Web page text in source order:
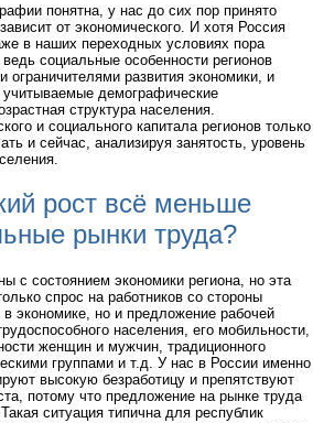
понятна, у нас до сих пор принято
от экономического. И хотя Россия
в наших переходных условиях пора
ведь социальные особенности регионов
развития экономики, и
демографические
структура населения.
и социального капитала регионов только
и сейчас, анализируя занятость, уровень
рост всё меньше
рынки труда?
с состоянием экономики региона, но эта
спрос на работников со стороны
экономике, но и предложение рабочей
населения, его мобильности,
женщин и мужчин, традиционного
группами и т.д. У нас в России именно
высокую безработицу и препятствуют
потому что предложение на рынке труда
ситуация типична для республик